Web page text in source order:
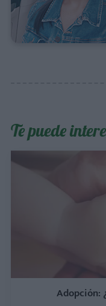
Te puede
Adopción: